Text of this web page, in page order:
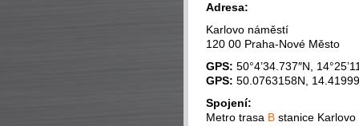
Adresa:
Karlovo náměstí
120 00 Praha-Nové Město
GPS: 50°4’34.737″N,
GPS: 50.0763158N,
Spojení:
Metro trasa B stanice